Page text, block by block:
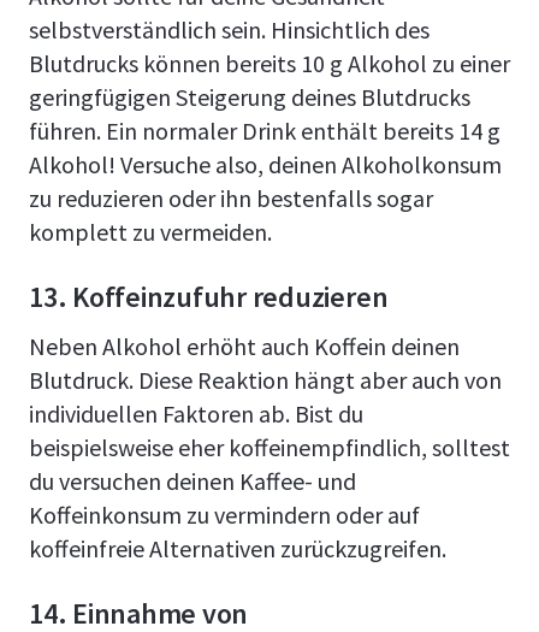
selbstverständlich sein. Hinsichtlich des
Blutdrucks können bereits 10 g Alkohol zu einer
geringfügigen Steigerung deines Blutdrucks
führen. Ein normaler Drink enthält bereits 14 g
Alkohol! Versuche also, deinen Alkoholkonsum
zu reduzieren oder ihn bestenfalls sogar
komplett zu vermeiden.
13. Koffeinzufuhr reduzieren
Neben Alkohol erhöht auch Koffein deinen
Blutdruck. Diese Reaktion hängt aber auch von
individuellen Faktoren ab. Bist du
beispielsweise eher koffeinempfindlich, solltest
du versuchen deinen Kaffee- und
Koffeinkonsum zu vermindern oder auf
koffeinfreie Alternativen zurückzugreifen.
14. Einnahme von